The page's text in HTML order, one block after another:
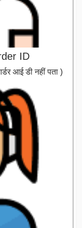
ID
आई डी नहीं पता )